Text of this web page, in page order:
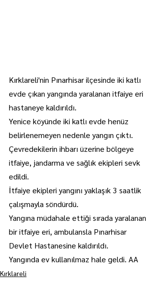
Kırklareli'nin Pınarhisar ilçesinde iki katlı
evde çıkan yangında yaralanan itfaiye eri
hastaneye kaldırıldı.
Yenice köyünde iki katlı evde henüz
belirlenemeyen nedenle yangın çıktı.
Çevredekilerin ihbarı üzerine bölgeye
itfaiye, jandarma ve sağlık ekipleri sevk
edildi.
İtfaiye ekipleri yangını yaklaşık 3 saatlik
çalışmayla söndürdü.
Yangına müdahale ettiği sırada yaralanan
bir itfaiye eri, ambulansla Pınarhisar
Devlet Hastanesine kaldırıldı.
Yangında ev kullanılmaz hale geldi. AA
Kırklareli